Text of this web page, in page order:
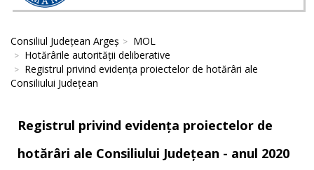
Consiliul Județean Argeș
MOL
Hotărârile autorităţii deliberative
Registrul privind evidența proiectelor de hotărâri ale
Consiliului Județean
Registrul privind evidența proiectelor de
hotărâri ale Consiliului Județean - anul 2020